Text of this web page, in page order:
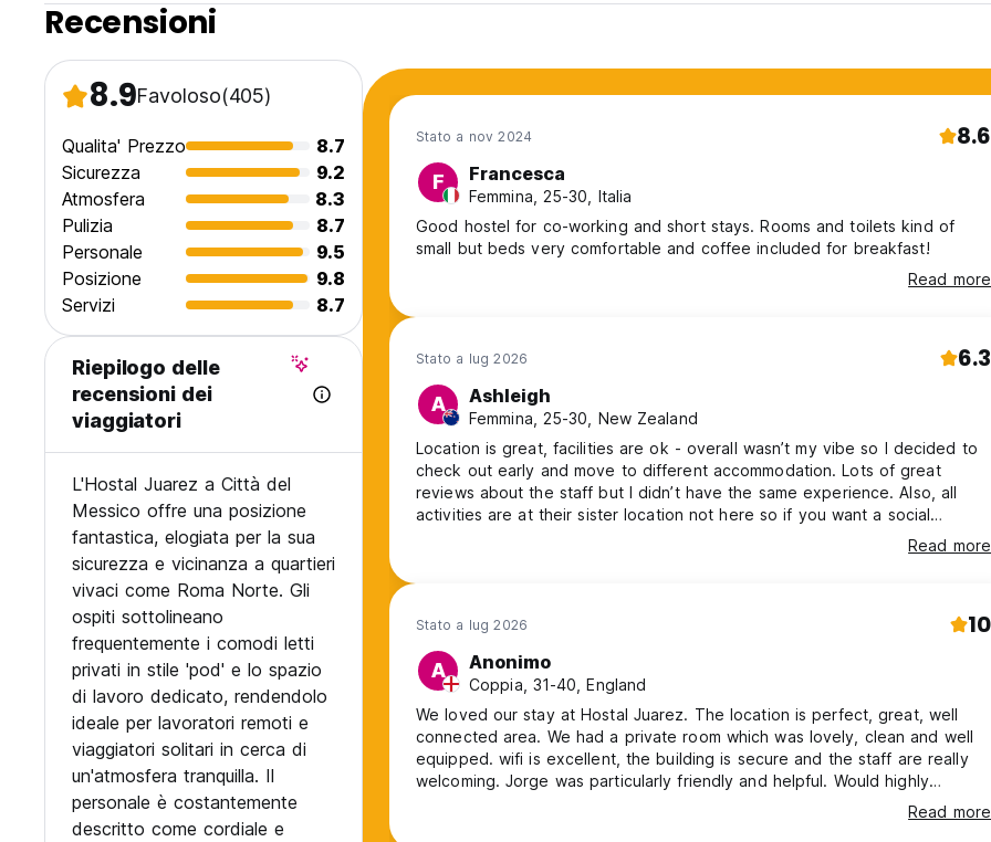
Recensioni
8.9Favoloso(405)
Qualita' Prezzo
8.7
Sicurezza
9.2
Atmosfera
8.3
Pulizia
8.7
Personale
9.5
Posizione
9.8
Servizi
8.7
Riepilogo delle
recensioni dei
viaggiatori
L'Hostal Juarez a Città del
Messico offre una posizione
fantastica, elogiata per la sua
sicurezza e vicinanza a quartieri
vivaci come Roma Norte. Gli
ospiti sottolineano
frequentemente i comodi letti
privati in stile 'pod' e lo spazio
di lavoro dedicato, rendendolo
ideale per lavoratori remoti e
viaggiatori solitari in cerca di
un'atmosfera tranquilla. Il
personale è costantemente
descritto come cordiale e
Stato a nov 2024 8.6
F Francesca
Femmina, 25-30, Italia
Good hostel for co-working and short stays. Rooms and toilets kind of
small but beds very comfortable and coffee included for breakfast!
Read more
Stato a lug 2026 6.3
A Ashleigh
Femmina, 25-30, New Zealand
Location is great, facilities are ok - overall wasn’t my vibe so I decided to
check out early and move to different accommodation. Lots of great
reviews about the staff but I didn’t have the same experience. Also, all
activities are at their sister location not here so if you want a social
Read more
Stato a lug 2026 10
A Anonimo
Coppia, 31-40, England
We loved our stay at Hostal Juarez. The location is perfect, great, well
connected area. We had a private room which was lovely, clean and well
equipped. wifi is excellent, the building is secure and the staff are really
welcoming. Jorge was particularly friendly and helpful. Would highly
Read more